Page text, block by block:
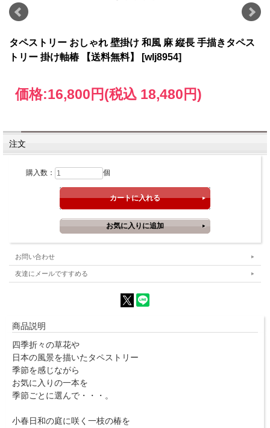
タペストリー おしゃれ 壁掛け 和風 麻 縦長 手描きタペス
トリー 掛け軸椿 【送料無料】 [wlj8954]
価格:16,800円(税込 18,480円)
注文
購入数： 個
お問い合わせ
友達にメールですすめる
商品説明
四季折々の草花や
日本の風景を描いたタペストリー
季節を感じながら
お気に入りの一本を
季節ごとに選んで・・・。
小春日和の庭に咲く一枝の椿を